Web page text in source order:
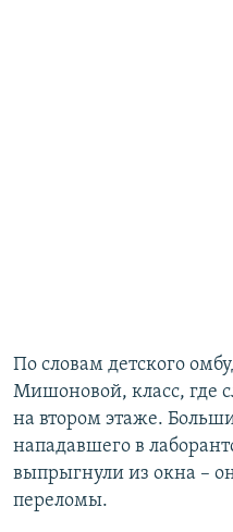
По словам детского
Мишоновой, класс, где
на втором этаже.
нападавшего в
выпрыгнули из окна –
переломы.